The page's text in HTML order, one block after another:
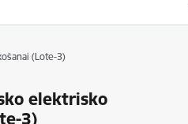
(Lote-3)
elektrisko
3)